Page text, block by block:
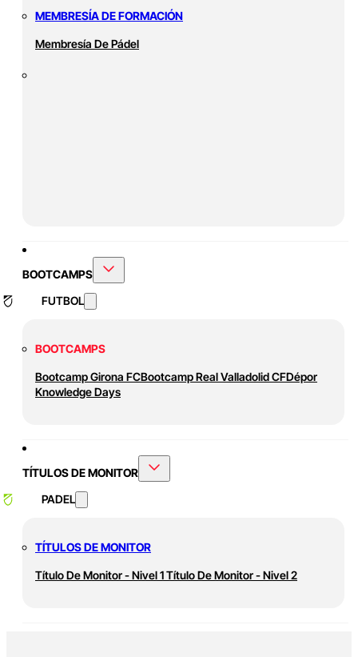
MEMBRESÍA DE FORMACIÓN
Membresía De Pádel
BOOTCAMPS
FUTBOL
BOOTCAMPS
Bootcamp Girona FCBootcamp Real Valladolid CFDépor
Knowledge Days
TÍTULOS DE MONITOR
PADEL
TÍTULOS DE MONITOR
Título De Monitor - Nivel 1Título De Monitor - Nivel 2